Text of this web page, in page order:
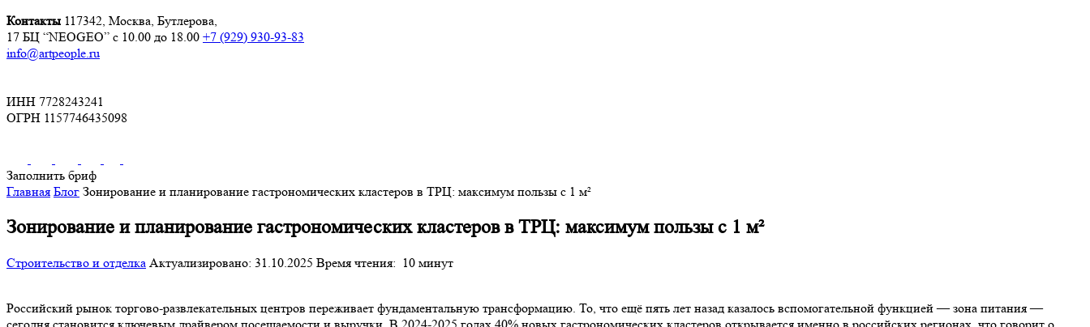
Контакты 117342, Москва, Бутлерова,
17 БЦ “NEOGEO” с 10.00 до 18.00 +7 (929) 930-93-83
info@artpeople.ru
ИНН 7728243241
ОГРН 1157746435098
Заполнить бриф
Главная Блог Зонирование и планирование гастрономических кластеров в ТРЦ: максимум пользы с 1 м²
Зонирование и планирование гастрономических кластеров в ТРЦ: максимум пользы с 1 м²
Строительство и отделка Актуализировано: 31.10.2025 Время чтения: 10 минут
Российский рынок торгово-развлекательных центров переживает фундаментальную трансформацию. То, что ещё пять лет назад казалось вспомогательной функцией — зона питания —